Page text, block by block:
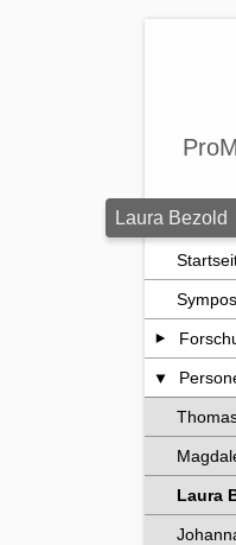
Laura Bezold
Laura